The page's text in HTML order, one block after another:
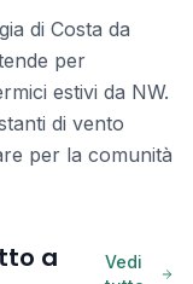
di Costa da
per
estivi da NW.
di vento
per la comunità
a
Vedi